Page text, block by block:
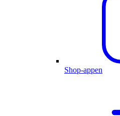
Shop-appen